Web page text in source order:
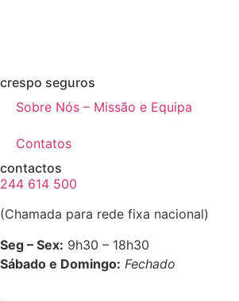
crespo seguros
Sobre Nós – Missão e Equipa
Contatos
contactos
244 614 500
(Chamada para rede fixa nacional)
Seg – Sex: 9h30 – 18h30
Sábado e Domingo: Fechado